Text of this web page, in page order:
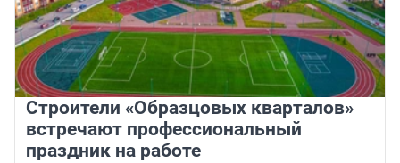
Строители «Образцовых кварталов»
встречают профессиональный
праздник на работе